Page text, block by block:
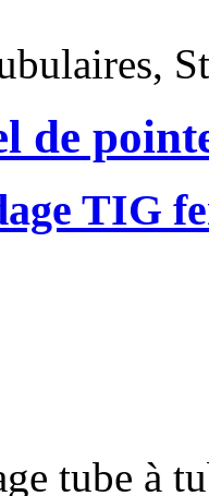
de
TIG
tube à